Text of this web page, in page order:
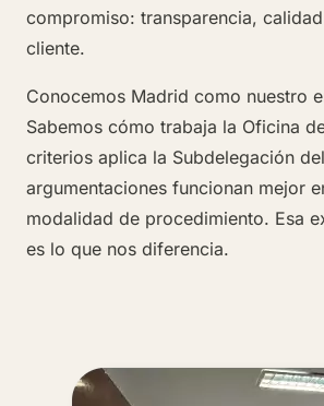
compromiso: transparencia,
cliente.
Conocemos Madrid como nuestro
Sabemos cómo trabaja la Oficina
criterios aplica la Subdelegación
argumentaciones funcionan mejor
modalidad de procedimiento. Esa
es lo que nos diferencia.